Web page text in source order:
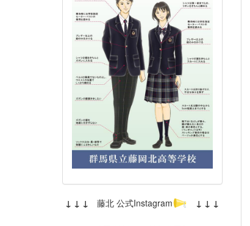
↓ ↓ ↓藤北 公式Instagram ↓ ↓ ↓